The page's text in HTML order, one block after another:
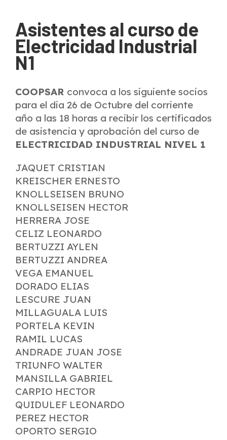
Asistentes al curso de
Electricidad Industrial
N1
COOPSAR convoca a los siguiente socios
para el dia 26 de Octubre del corriente
año a las 18 horas a recibir los certificados
de asistencia y aprobación del curso de
ELECTRICIDAD INDUSTRIAL NIVEL 1
JAQUET CRISTIAN
KREISCHER ERNESTO
KNOLLSEISEN BRUNO
KNOLLSEISEN HECTOR
HERRERA JOSE
CELIZ LEONARDO
BERTUZZI AYLEN
BERTUZZI ANDREA
VEGA EMANUEL
DORADO ELIAS
LESCURE JUAN
MILLAGUALA LUIS
PORTELA KEVIN
RAMIL LUCAS
ANDRADE JUAN JOSE
TRIUNFO WALTER
MANSILLA GABRIEL
CARPIO HECTOR
QUIDULEF LEONARDO
PEREZ HECTOR
OPORTO SERGIO